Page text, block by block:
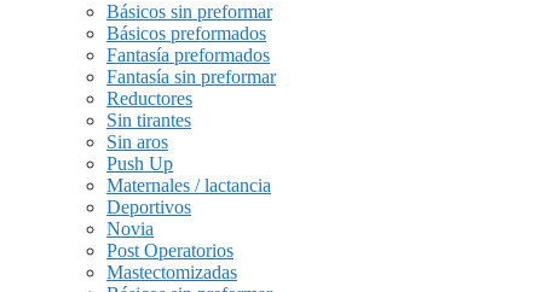
Básicos sin preformar
Básicos preformados
Fantasía preformados
Fantasía sin preformar
Reductores
Sin tirantes
Sin aros
Push Up
Maternales / lactancia
Deportivos
Novia
Post Operatorios
Mastectomizadas